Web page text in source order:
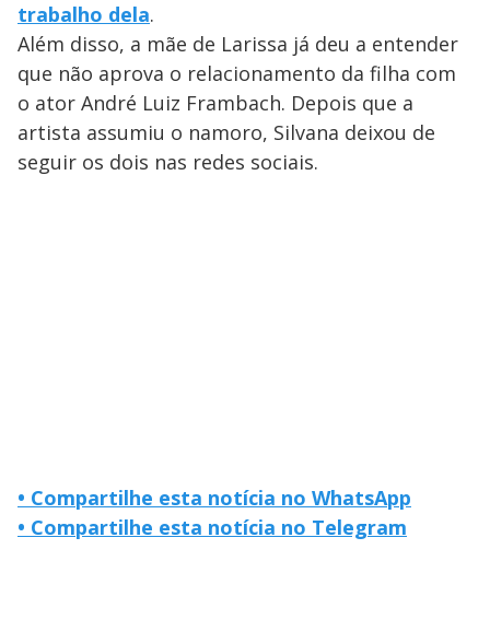
trabalho dela.
Além disso, a mãe de Larissa já deu a entender
que não aprova o relacionamento da filha com
o ator André Luiz Frambach. Depois que a
artista assumiu o namoro, Silvana deixou de
seguir os dois nas redes sociais.
• Compartilhe esta notícia no WhatsApp
• Compartilhe esta notícia no Telegram